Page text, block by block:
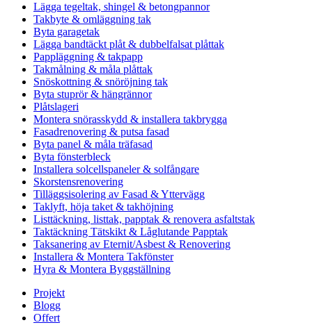
Lägga tegeltak, shingel & betongpannor
Takbyte & omläggning tak
Byta garagetak
Lägga bandtäckt plåt & dubbelfalsat plåttak
Pappläggning & takpapp
Takmålning & måla plåttak
Snöskottning & snöröjning tak
Byta stuprör & hängrännor
Plåtslageri
Montera snörasskydd & installera takbrygga
Fasadrenovering & putsa fasad
Byta panel & måla träfasad
Byta fönsterbleck
Installera solcellspaneler & solfångare
Skorstensrenovering
Tilläggsisolering av Fasad & Yttervägg
Taklyft, höja taket & takhöjning
Listtäckning, listtak, papptak & renovera asfaltstak
Taktäckning Tätskikt & Låglutande Papptak
Taksanering av Eternit/Asbest & Renovering
Installera & Montera Takfönster
Hyra & Montera Byggställning
Projekt
Blogg
Offert